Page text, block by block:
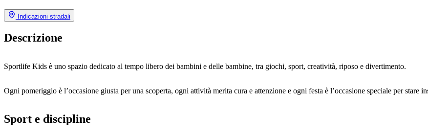
Indicazioni stradali
Descrizione
Sportlife Kids è uno spazio dedicato al tempo libero dei bambini e delle bambine, tra giochi, sport, creatività, riposo e divertimento.
Ogni pomeriggio è l’occasione giusta per una scoperta, ogni attività merita cura e attenzione e ogni festa è l’occasione speciale per stare
Sport e discipline